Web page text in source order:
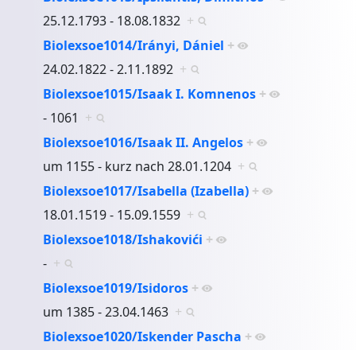
25.12.1793 - 18.08.1832 +
Biolexsoe1014/Irányi, Dániel +
24.02.1822 - 2.11.1892 +
Biolexsoe1015/Isaak I. Komnenos +
- 1061 +
Biolexsoe1016/Isaak II. Angelos +
um 1155 - kurz nach 28.01.1204 +
Biolexsoe1017/Isabella (Izabella) +
18.01.1519 - 15.09.1559 +
Biolexsoe1018/Ishakovići +
- +
Biolexsoe1019/Isidoros +
um 1385 - 23.04.1463 +
Biolexsoe1020/Iskender Pascha +